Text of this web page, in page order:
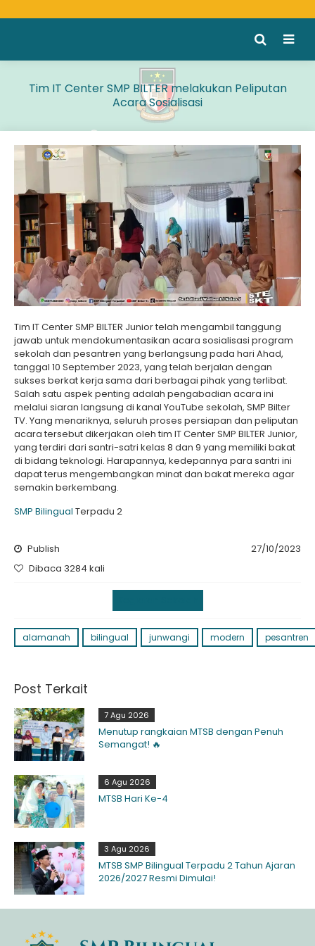
Tim IT Center SMP BILTER melakukan Peliputan
Acara Sosialisasi
Tim IT Center SMP BILTER Junior telah mengambil tanggung
jawab untuk mendokumentasikan acara sosialisasi program
sekolah dan pesantren yang berlangsung pada hari Ahad,
tanggal 10 September 2023, yang telah berjalan dengan
sukses berkat kerja sama dari berbagai pihak yang terlibat.
Salah satu aspek penting adalah pengabadian acara ini
melalui siaran langsung di kanal YouTube sekolah, SMP Bilter
TV. Yang menariknya, seluruh proses persiapan dan peliputan
acara tersebut dikerjakan oleh tim IT Center SMP BILTER Junior,
yang terdiri dari santri-satri kelas 8 dan 9 yang memiliki bakat
di bidang teknologi. Harapannya, kedepannya para santri ini
dapat terus mengembangkan minat dan bakat mereka agar
semakin berkembang.
SMP Bilingual Terpadu 2
Publish
27/10/2023
Dibaca 3284 kali
alamanah bilingual junwangi modern pesantren
Post Terkait
7 Agu 2026
Menutup rangkaian MTSB dengan Penuh
Semangat! 🔥
6 Agu 2026
MTSB Hari Ke-4
3 Agu 2026
MTSB SMP Bilingual Terpadu 2 Tahun Ajaran
2026/2027 Resmi Dimulai!